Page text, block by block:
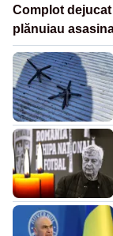
Complot
plănuiau